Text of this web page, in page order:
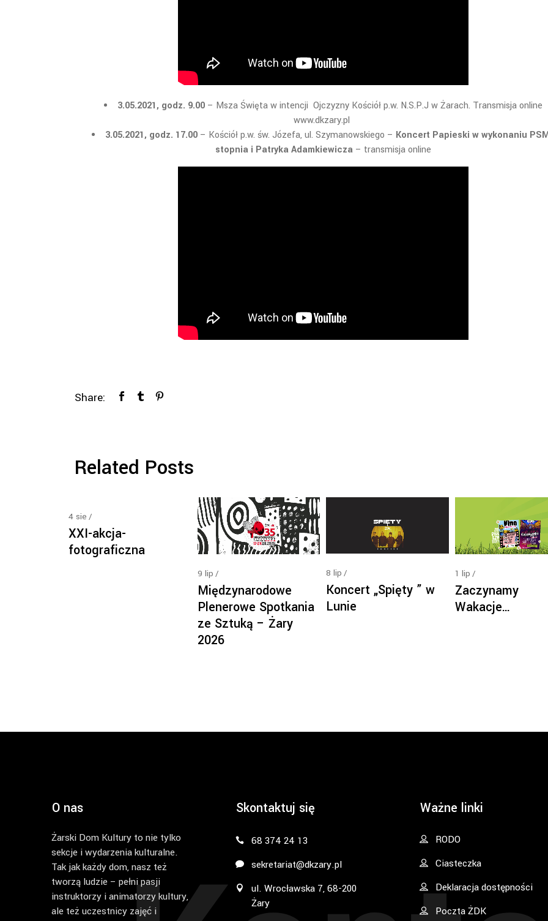
3.05.2021, godz. 9.00– Msza Święta w intencji Ojczyzny Kościół p.w. N.S.P.J w Żarach. Transmisja online
www.dkzary.pl
3.05.2021, godz. 17.00– Kościół p.w. św. Józefa, ul. Szymanowskiego – Koncert Papieski w wykonaniu
stopnia i Patryka Adamkiewicza– transmisja online
Share:
Related Posts
4 sie
XXI-akcja-
fotograficzna
9 lip
Międzynarodowe
Plenerowe Spotkania
ze Sztuką – Żary
2026
8 lip
Koncert „Spięty ” w
Lunie
1 lip
Zaczynamy
Wakacje…
O nas
Żarski Dom Kultury to nie tylko
sekcje i wydarzenia kulturalne.
Tak jak każdy dom, nasz też
tworzą ludzie – pełni pasji
instruktorzy i animatorzy kultury,
ale też uczestnicy zajęć i
Skontaktuj się
68 374 24 13
sekretariat@dkzary.pl
ul. Wrocławska 7, 68-200
Żary
Ważne linki
RODO
Ciasteczka
Deklaracja dostępności
Poczta ŻDK